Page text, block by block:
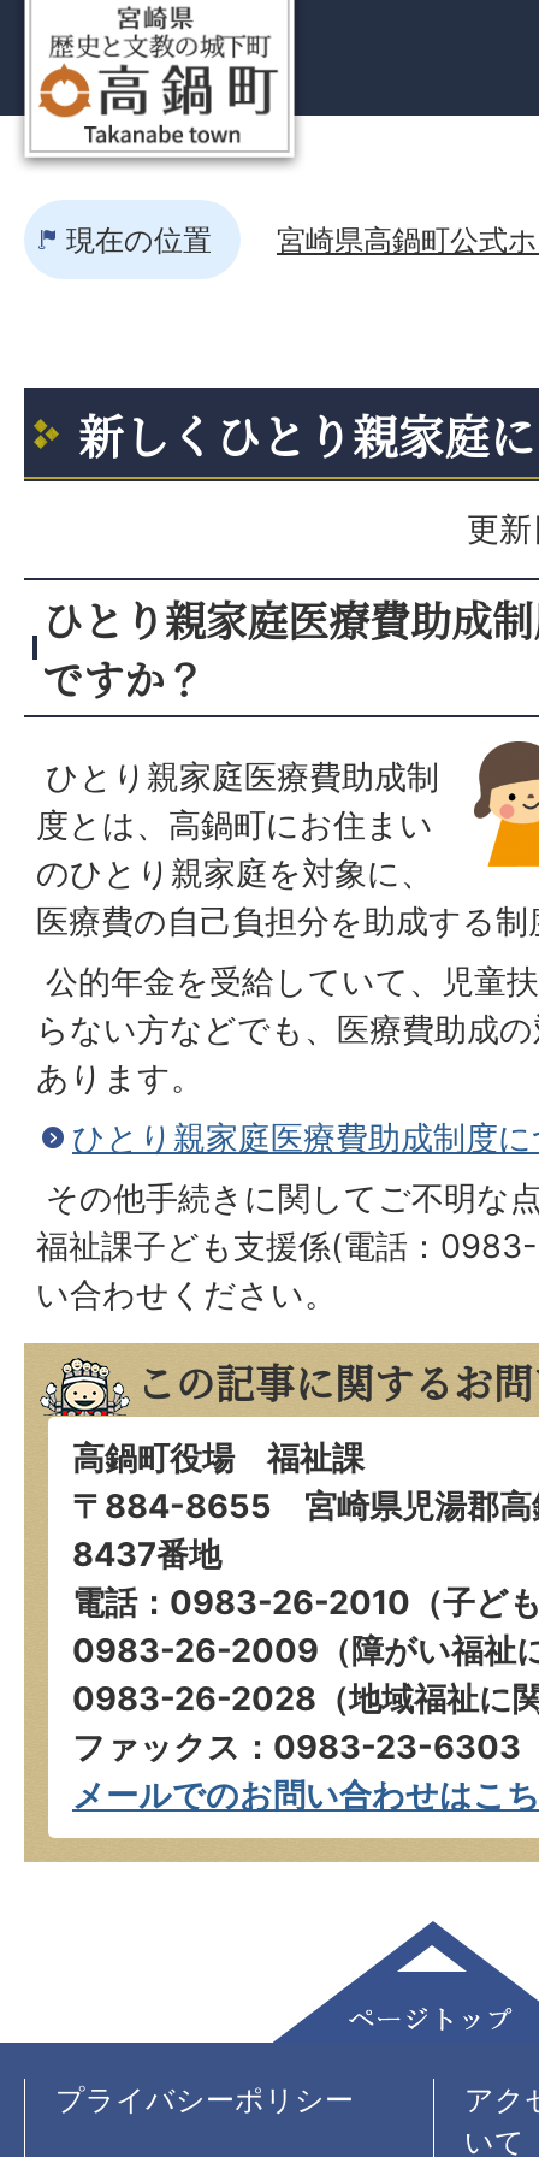
現在の位置 宮崎県高鍋町公式
新しくひとり親家庭
更
ひとり親家庭医療費助成
ですか？
ひとり親家庭医療費助成制
度とは、高鍋町にお住まい
のひとり親家庭を対象に、
医療費の自己負担分を助成する
公的年金を受給していて、児童
らない方などでも、医療費助成
あります。
ひとり親家庭医療費助成制度
その他手続きに関してご不明な
福祉課子ども支援係(電話：
い合わせください。
この記事に関するお
高鍋町役場 福祉課
〒884-8655 宮崎県児湯郡高
8437番地
電話：0983-26-2010（子ど
0983-26-2009（障がい福祉
0983-26-2028（地域福祉に
ファックス：0983-23-6303
メールでのお問い合わせはこ
プライバシーポリシー
アク
いて